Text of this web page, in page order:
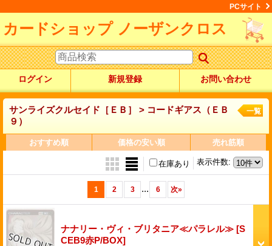
PCサイト
カードショップ ノーザンクロス
ログイン 新規登録 お問い合わせ
サンライズクルセイド［ＥＢ］ > コードギアス（ＥＢ
９）
一覧
おすすめ順 価格の安い順 売れ筋順
表示件数:
在庫あり
1 2 3 ... 6 次»
ナナリー・ヴィ・ブリタニア≪パラレル≫ [S
CEB9赤P/BOX]